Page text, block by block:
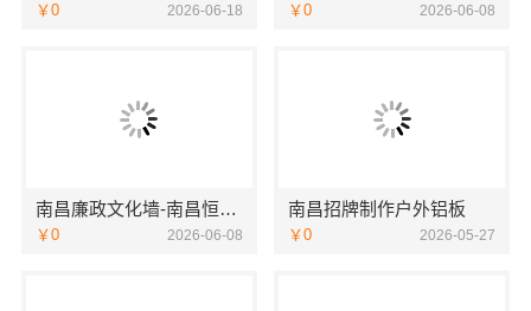
￥0 2026-06-18 ￥0 2026-06-08
南昌廉政文化墙-南昌恒辉广告
￥0 2026-06-08
南昌招牌制作户外铝板
￥0 2026-05-27